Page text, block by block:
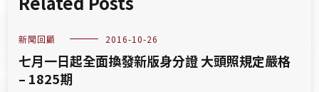
新聞回顧 2016-10-26
七月一日起全面換發新版身分證 大頭照規定嚴格
– 1825期